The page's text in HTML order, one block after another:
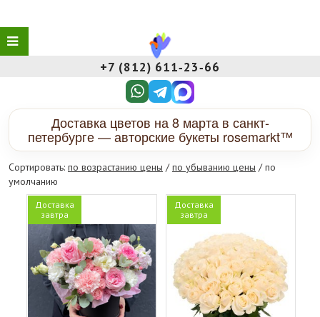
+7 (812) 611‑23‑66
Доставка цветов на 8 марта в санкт-
петербурге — авторские букеты rosemarkt™
Сортировать: по возрастанию цены /по убыванию цены / по
умолчанию
Доставка
завтра
Доставка
завтра